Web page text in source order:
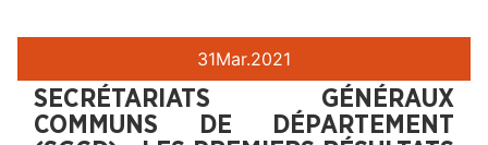
31Mar.2021
SECRÉTARIATS GÉNÉRAUX
COMMUNS DE DÉPARTEMENT